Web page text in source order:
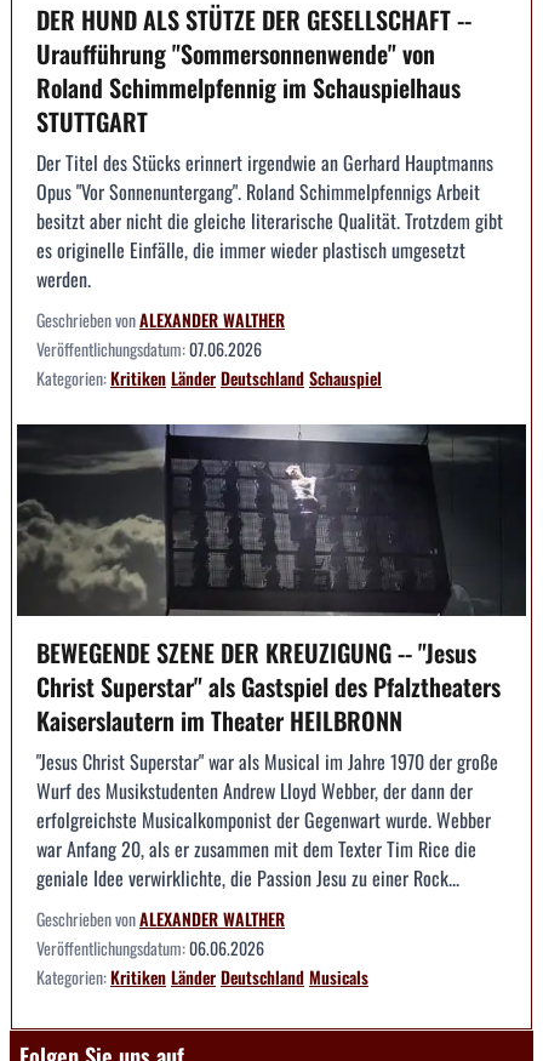
DER HUND ALS STÜTZE DER GESELLSCHAFT --
Uraufführung "Sommersonnenwende" von
Roland Schimmelpfennig im Schauspielhaus
STUTTGART
Der Titel des Stücks erinnert irgendwie an Gerhard Hauptmanns
Opus "Vor Sonnenuntergang". Roland Schimmelpfennigs Arbeit
besitzt aber nicht die gleiche literarische Qualität. Trotzdem gibt
es originelle Einfälle, die immer wieder plastisch umgesetzt
werden.
Geschrieben vonALEXANDER WALTHER
Veröffentlichungsdatum:07.06.2026
Kategorien:KritikenLänderDeutschlandSchauspiel
BEWEGENDE SZENE DER KREUZIGUNG -- "Jesus
Christ Superstar" als Gastspiel des Pfalztheaters
Kaiserslautern im Theater HEILBRONN
"Jesus Christ Superstar" war als Musical im Jahre 1970 der große
Wurf des Musikstudenten Andrew Lloyd Webber, der dann der
erfolgreichste Musicalkomponist der Gegenwart wurde. Webber
war Anfang 20, als er zusammen mit dem Texter Tim Rice die
geniale Idee verwirklichte, die Passion Jesu zu einer Rock...
Geschrieben vonALEXANDER WALTHER
Veröffentlichungsdatum:06.06.2026
Kategorien:KritikenLänderDeutschlandMusicals